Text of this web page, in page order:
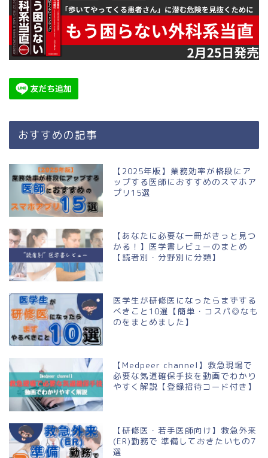
おすすめの記事
【2025年版】業務効率が格段にア
ップする医師におすすめのスマホア
プリ15選
【あなたに必要な一冊がきっと見つ
かる！】医学書レビューのまとめ
【読者別・分野別に分類】
医学生が研修医になったらまずする
べきこと10選【簡単・コスパ◎なも
のをまとめました】
【Medpeer channel】救急現場で
必要な気道確保手技を動画でわかり
やすく解説【登録招待コード付き】
【研修医・若手医師向け】救急外来
(ER)勤務で 準備しておきたいもの7
選